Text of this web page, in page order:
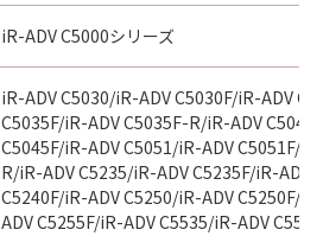
iR-ADV C5000シリーズ
iR-ADV C5030/iR-ADV C5030F/iR-ADV
C5035F/iR-ADV C5035F-R/iR-ADV
C5045F/iR-ADV C5051/iR-ADV C5051F/
R/iR-ADV C5235/iR-ADV C5235F/iR-ADV
C5240F/iR-ADV C5250/iR-ADV C5250F/
ADV C5255F/iR-ADV C5535/iR-ADV